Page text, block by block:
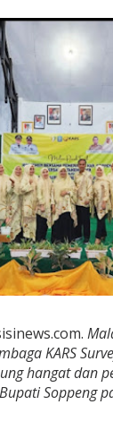
KARS
hangat dan
Soppeng